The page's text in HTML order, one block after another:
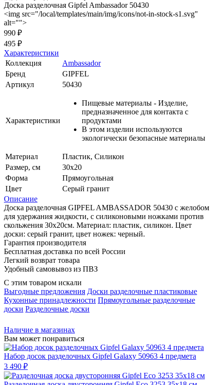
Доска разделочная Gipfel Ambassador 50430
<img src="/local/templates/main/img/icons/not-in-stock-s1.svg"
alt="">
990 ₽
495 ₽
Характеристики
Коллекция
Ambassador
Бренд
GIPFEL
Артикул
50430
Характеристики
Пищевые материалы - Изделие,
предназначенное для контакта с
продуктами
В этом изделии используются
экологически безопасные материалы
Материал
Пластик, Силикон
Размер, см
30х20
Форма
Прямоугольная
Цвет
Серый гранит
Описание
Доска разделочная GIPFEL AMBASSADOR 50430 с желобом
для удержания жидкости, с силиконовыми ножками против
скольжения 30х20см. Материал: пластик, силикон. Цвет
доски: серый гранит, цвет ножек: черный.
Гарантия производителя
Бесплатная доставка по всей России
Легкий возврат товара
Удобный самовывоз из ПВЗ
С этим товаром искали
Выгодные предложения Доски разделочные пластиковые
Кухонные принадлежности Прямоугольные разделочные
доски Разделочные доски
Наличие в магазинах
Вам может понравиться
Набор досок разделочных Gipfel Galaxy 50963 4 предмета
3 490 ₽